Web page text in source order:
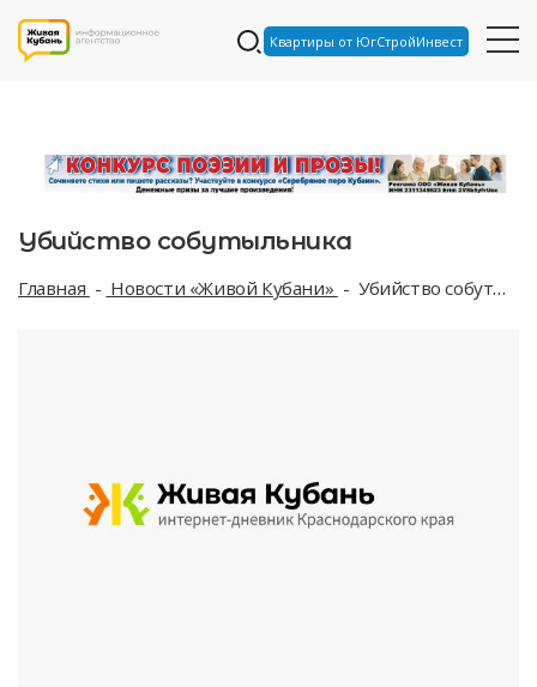
Квартиры от ЮгСтройИнвест
Убийство собутыльника
Главная Новости «Живой Кубани» Убийство собутыльника